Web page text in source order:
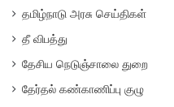
தமிழ்நாடு அரசு செய்திகள்
தீ விபத்து
தேசிய நெடுஞ்சாலை துறை
தேர்தல் கண்காணிப்பு குழு